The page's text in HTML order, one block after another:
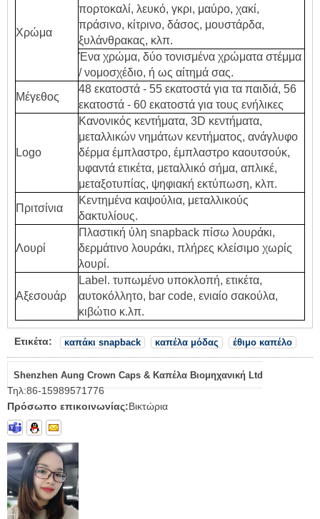
Χρώμα
πορτοκαλί, λευκό, γκρι, μαύρο, χακί,
πράσινο, κίτρινο, δάσος, μουστάρδα,
ξυλάνθρακας, κλπ.
Ένα χρώμα, δύο τονισμένα χρώματα στέμμα
/ νομοσχέδιο, ή ως αίτημά σας.
Μέγεθος
48 εκατοστά - 55 εκατοστά για τα παιδιά, 56
εκατοστά - 60 εκατοστά για τους ενήλικες
Logo
Κανονικός κεντήματα, 3D κεντήματα,
μεταλλικών νημάτων κεντήματος, ανάγλυφο
δέρμα έμπλαστρο, έμπλαστρο καουτσούκ,
υφαντά ετικέτα, μεταλλικό σήμα, απλικέ,
μεταξοτυπίας, ψηφιακή εκτύπωση, κλπ.
Πριτσίνια
Κεντημένα καψούλια, μεταλλικούς
δακτυλίους.
Λουρί
Πλαστική ύλη snapback πίσω λουράκι,
δερμάτινο λουράκι, πλήρες κλείσιμο χωρίς
λουρί.
Αξεσουάρ
Label. τυπωμένο υποκλοπή, ετικέτα,
αυτοκόλλητο, bar code, ενιαίο σακούλα,
κιβώτιο κ.λπ.
Ετικέτα: καπάκι snapback καπέλα μόδας έθιμο καπέλο
Shenzhen Aung Crown Caps & Καπέλα Βιομηχανική Ltd
Τηλ:86-15989571776
Πρόσωπο επικοινωνίας:Βικτώρια